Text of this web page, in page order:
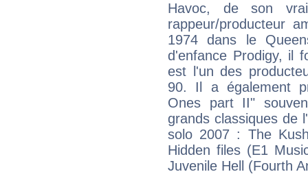
Havoc, de son
rappeur/producteur
1974 dans le
d'enfance Prodigy, il
est l'un des
90. Il a également
Ones part II"
grands classiques de
solo 2007 : The
Hidden files (E1
Juvenile Hell (Fourth